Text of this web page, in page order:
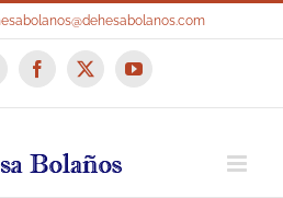
Facebook
X YouTube